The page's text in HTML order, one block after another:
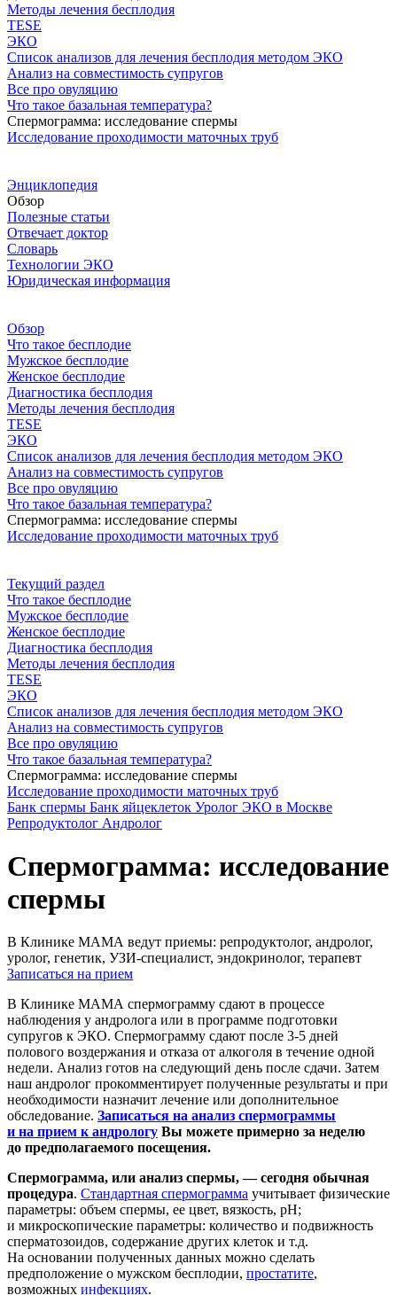
Методы лечения бесплодия
TESE
ЭКО
Список анализов для лечения бесплодия методом ЭКО
Анализ на совместимость супругов
Все про овуляцию
Что такое базальная температура?
Спермограмма: исследование спермы
Исследование проходимости маточных труб
Энциклопедия
Обзор
Полезные статьи
Отвечает доктор
Словарь
Технологии ЭКО
Юридическая информация
Обзор
Что такое бесплодие
Мужское бесплодие
Женское бесплодие
Диагностика бесплодия
Методы лечения бесплодия
TESE
ЭКО
Список анализов для лечения бесплодия методом ЭКО
Анализ на совместимость супругов
Все про овуляцию
Что такое базальная температура?
Спермограмма: исследование спермы
Исследование проходимости маточных труб
Текущий раздел
Что такое бесплодие
Мужское бесплодие
Женское бесплодие
Диагностика бесплодия
Методы лечения бесплодия
TESE
ЭКО
Список анализов для лечения бесплодия методом ЭКО
Анализ на совместимость супругов
Все про овуляцию
Что такое базальная температура?
Спермограмма: исследование спермы
Исследование проходимости маточных труб
Банк спермы Банк яйцеклеток Уролог ЭКО в Москве
Репродуктолог Андролог
Спермограмма: исследование
спермы
В Клинике МАМА ведут приемы: репродуктолог, андролог,
уролог, генетик, УЗИ-специалист, эндокринолог, терапевт
Записаться на прием
В Клинике МАМА спермограмму сдают в процессе
наблюдения у андролога или в программе подготовки
супругов к ЭКО. Спермограмму сдают после 3-5 дней
полового воздержания и отказа от алкоголя в течение одной
недели. Анализ готов на следующий день после сдачи. Затем
наш андролог прокомментирует полученные результаты и при
необходимости назначит лечение или дополнительное
обследование. Записаться на анализ спермограммы
и на прием к андрологу Вы можете примерно за неделю
до предполагаемого посещения.
Спермограмма, или анализ спермы, — сегодня обычная
процедура. Стандартная спермограмма учитывает физические
параметры: объем спермы, ее цвет, вязкость, pH;
и микроскопические параметры: количество и подвижность
сперматозоидов, содержание других клеток и т.д.
На основании полученных данных можно сделать
предположение о мужском бесплодии, простатите,
возможных инфекциях.